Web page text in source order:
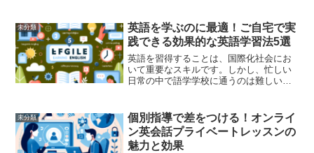
のか迷うことも多いでしょう。特に費用
を抑えたい方にとって、「...
未分類
英語を学ぶのに最適！ご自宅で実
践できる効果的な英語学習法5選
英語を習得することは、国際化社会にお
いて重要なスキルです。しかし、忙しい
日常の中で語学学校に通うのは難しいで
れらの方法は、あなたの日常生活に無理
なく取り入れることがで...
未分類
個別指導で差をつける！オンライ
ン英会話プライベートレッスンの
魅力と効果